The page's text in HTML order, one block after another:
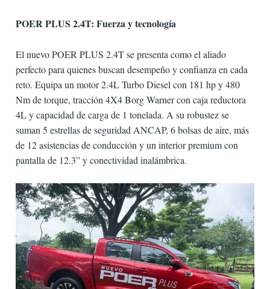
POER PLUS 2.4T: Fuerza y tecnología
El nuevo POER PLUS 2.4T se presenta como el aliado
perfecto para quienes buscan desempeño y confianza en cada
reto. Equipa un motor 2.4L Turbo Diesel con 181 hp y 480
Nm de torque, tracción 4X4 Borg Warner con caja reductora
4L y capacidad de carga de 1 tonelada. A su robustez se
suman 5 estrellas de seguridad ANCAP, 6 bolsas de aire, más
de 12 asistencias de conducción y un interior premium con
pantalla de 12.3” y conectividad inalámbrica.